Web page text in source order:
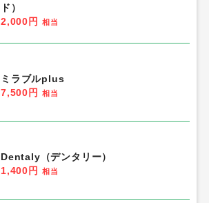
ド）
2,000円
相当
ミラブルplus
7,500円
相当
Dentaly（デンタリー）
1,400円
相当